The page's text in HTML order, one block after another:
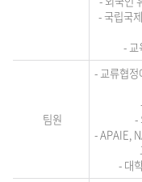
- 국립국
- 교
팀원
- 교류협정
-
- APAIE,
- 대